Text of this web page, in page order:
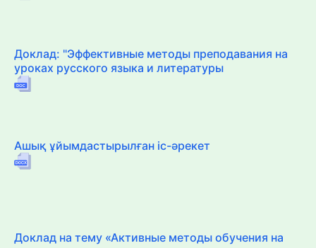
Доклад: "Эффективные методы преподавания на
уроках русского языка и литературы
Ашық ұйымдастырылған іс-әрекет
Доклад на тему «Активные методы обучения на